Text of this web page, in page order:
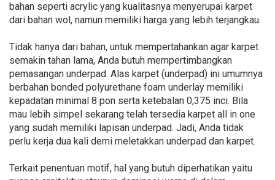
bahan seperti acrylic yang kualitasnya menyerupai karpet
dari bahan wol, namun memiliki harga yang lebih terjangkau.
Tidak hanya dari bahan, untuk mempertahankan agar karpet
semakin tahan lama, Anda butuh mempertimbangkan
pemasangan underpad. Alas karpet (underpad) ini umumnya
berbahan bonded polyurethane foam underlay memiliki
kepadatan minimal 8 pon serta ketebalan 0,375 inci. Bila
mau lebih simpel sekarang telah tersedia karpet all in one
yang sudah memiliki lapisan underpad. Jadi, Anda tidak
perlu kerja dua kali demi meletakkan underpad dan karpet.
Terkait penentuan motif, hal yang butuh diperhatikan yaitu